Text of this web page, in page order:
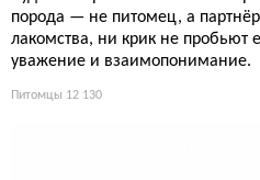
порода — не питомец, а
лакомства, ни крик не пробьют
уважение и взаимопонимание.
Питомцы 12 130